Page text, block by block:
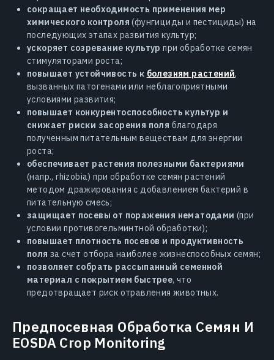
сокращает необходимость применения мер
химического контроля (фунгициды и пестициды) на
последующих этапах развития культур;
ускоряет созревание культур при обработке семян
стимуляторами роста;
повышает устойчивость к болезням растений,
вызванных патогенами или неблагоприятными
условиями развития;
повышает конкурентоспособность культур и
снижает риски засорения поля благодаря
полученным питательным веществам для энергии
роста;
обеспечивает растения полезными бактериями
(напр., rhizobia) при обработке семян растений
методом дражирования с добавлением бактерий в
питательную смесь;
защищает посевы от поражения нематодами (при
условии противогельминтной обработки);
повышает плотность посевов и продуктивность
поля за счет отбора наиболее жизнеспособных семян;
позволяет собрать рассыпанный семенной
материал с покрытием быстрее, что
предотвращает риск отравления животных.
Предпосевная Обработка Семян И
EOSDA Crop Monitoring